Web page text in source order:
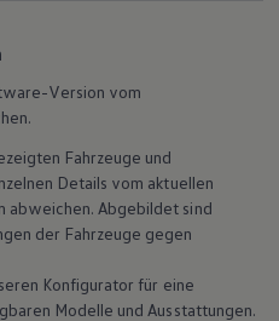
Version vom
Fahrzeuge und
Details vom aktuellen
abweichen. Abgebildet sind
der Fahrzeuge gegen
Konfigurator für eine
Modelle und Ausstattungen.